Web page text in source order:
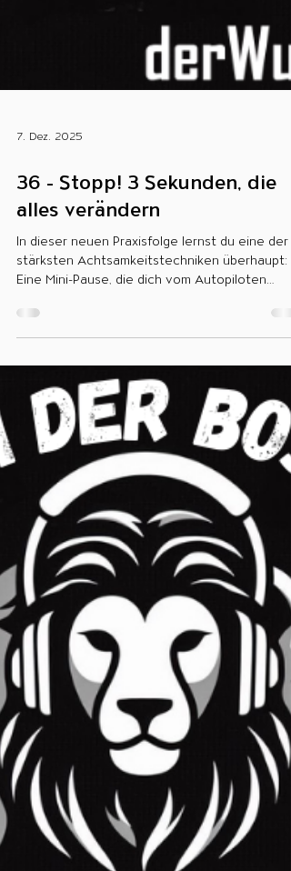
7. Dez. 2025
36 - Stopp! 3 Sekunden, die
alles verändern
In dieser neuen Praxisfolge lernst du eine der
Eine Mini-Pause, die dich vom Autopiloten
zurück in die Selbstführung bringt. Mehr Ruhe
Mehr Klarheit Mehr du Jetzt reinhören! Auf
Spotify und YouTube: Spotify:
https://open.spotify.com/episode/
sP7VsbMRsKD?si=AMlIlSx4RD-JMGhVJUP_6w
YouTube: https://youtu.be/vzi8y1dK0EM